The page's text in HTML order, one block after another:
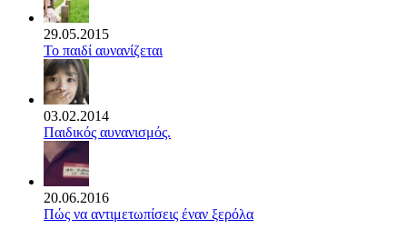
29.05.2015
Το παιδί αυνανίζεται
03.02.2014
Παιδικός αυνανισμός.
20.06.2016
Πώς να αντιμετωπίσεις έναν ξερόλα